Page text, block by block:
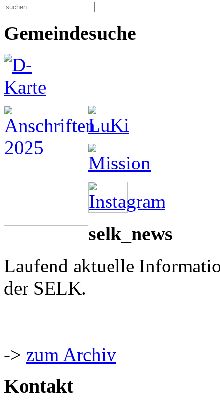
Gemeindesuche
selk_news
Laufend aktuelle
der SELK.
-> zum Archiv
Kontakt